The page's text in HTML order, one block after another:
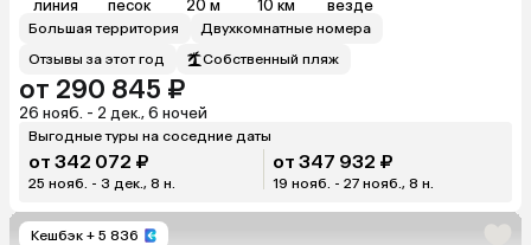
линия песок 20 м 10 км везде
Большая территория
Двухкомнатные номера
Отзывы за этот год
Собственный пляж
от 290 845 ₽
26 нояб. - 2 дек., 6 ночей
Выгодные туры на соседние даты
от 342 072 ₽
25 нояб. - 3 дек., 8 н.
от 347 932 ₽
19 нояб. - 27 нояб., 8 н.
Кешбэк + 5 836